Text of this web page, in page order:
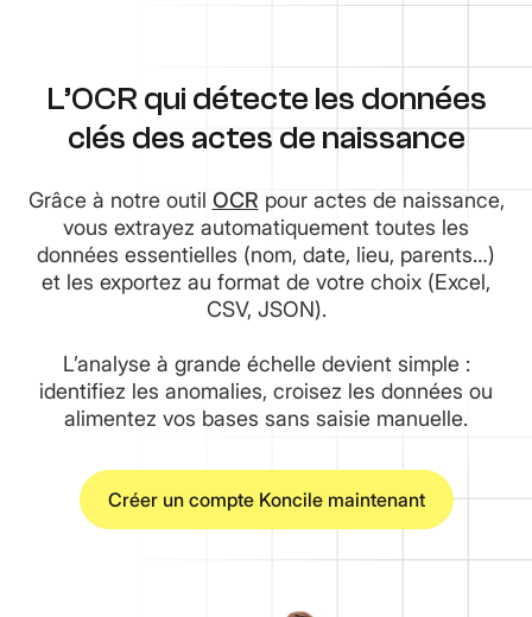
L’OCR qui détecte les données
clés des actes de naissance
Grâce à notre outil OCR pour actes de naissance,
vous extrayez automatiquement toutes les
données essentielles (nom, date, lieu, parents…)
et les exportez au format de votre choix (Excel,
CSV, JSON).
L’analyse à grande échelle devient simple :
identifiez les anomalies, croisez les données ou
alimentez vos bases sans saisie manuelle.
Créer un compte Koncile maintenant